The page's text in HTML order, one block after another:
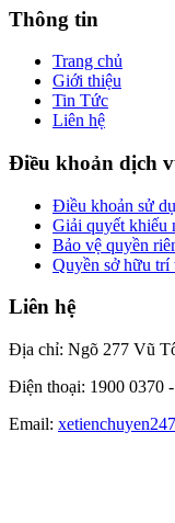
Thông tin
Trang chủ
Giới thiệu
Tin Tức
Liên hệ
Điều khoản dịch
Điều khoản sử
Giải quyết khiếu
Bảo vệ quyền
Quyền sở hữu trí
Liên hệ
Địa chỉ: Ngõ 277 Vũ
Điện thoại: 1900 0370 -
Email: